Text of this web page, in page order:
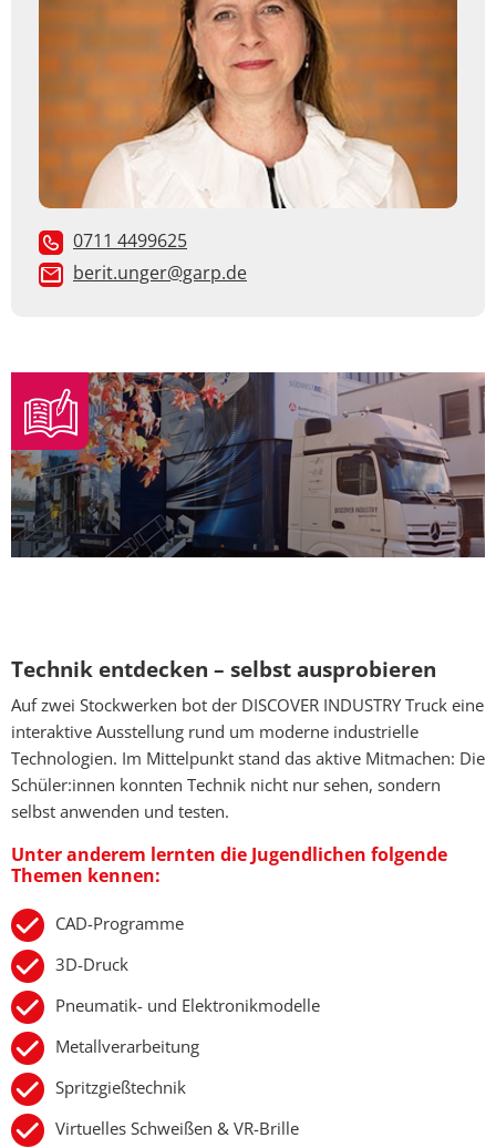
0711 4499625
berit.unger@garp.de
Technik entdecken – selbst ausprobieren
Auf zwei Stockwerken bot der DISCOVER INDUSTRY Truck eine
interaktive Ausstellung rund um moderne industrielle
Technologien. Im Mittelpunkt stand das aktive Mitmachen: Die
Schüler:innen konnten Technik nicht nur sehen, sondern
selbst anwenden und testen.
Unter anderem lernten die Jugendlichen folgende
Themen kennen:
CAD-Programme
3D-Druck
Pneumatik- und Elektronikmodelle
Metallverarbeitung
Spritzgießtechnik
Virtuelles Schweißen & VR-Brille